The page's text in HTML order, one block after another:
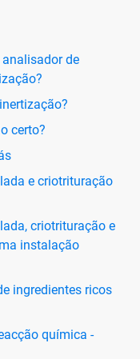
de
certo?
e criotrituração
criotrituração e
instalação
ingredientes ricos
química -